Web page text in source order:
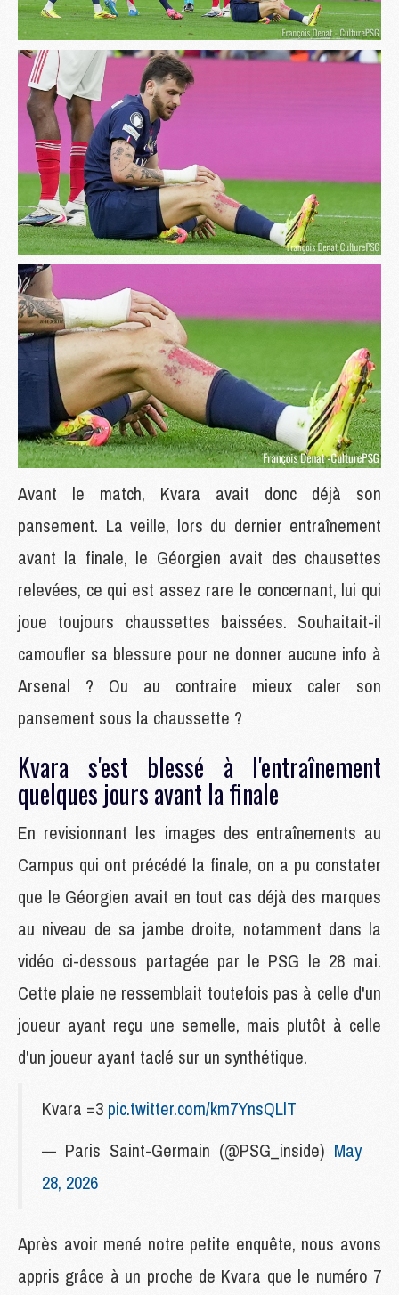
Avant le match, Kvara avait donc déjà son
pansement. La veille, lors du dernier entraînement
avant la finale, le Géorgien avait des chausettes
relevées, ce qui est assez rare le concernant, lui qui
joue toujours chaussettes baissées. Souhaitait-il
camoufler sa blessure pour ne donner aucune info à
Arsenal ? Ou au contraire mieux caler son
pansement sous la chaussette ?
Kvara s'est blessé à l'entraînement
quelques jours avant la finale
En revisionnant les images des entraînements au
Campus qui ont précédé la finale, on a pu constater
que le Géorgien avait en tout cas déjà des marques
au niveau de sa jambe droite, notamment dans la
vidéo ci-dessous partagée par le PSG le 28 mai.
Cette plaie ne ressemblait toutefois pas à celle d'un
joueur ayant reçu une semelle, mais plutôt à celle
d'un joueur ayant taclé sur un synthétique.
Kvara =3 pic.twitter.com/km7YnsQLlT
— Paris Saint-Germain (@PSG_inside) May
28, 2026
Après avoir mené notre petite enquête, nous avons
appris grâce à un proche de Kvara que le numéro 7